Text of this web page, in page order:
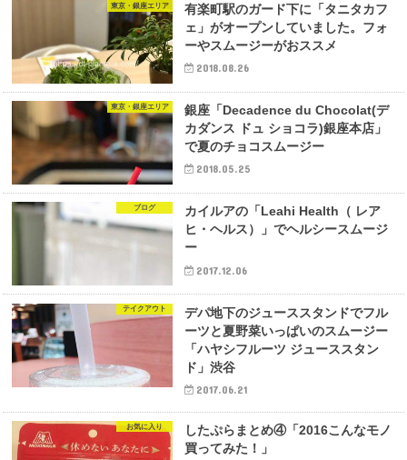
東京・銀座エリア
有楽町駅のガード下に「タニタカフ
ェ」がオープンしていました。フォ
ーやスムージーがおススメ
2018.08.26
東京・銀座エリア
銀座「Decadence du Chocolat(デ
カダンス ドュ ショコラ)銀座本店」
で夏のチョコスムージー
2018.05.25
ブログ
カイルアの「Leahi Health（ レア
ヒ・ヘルス）」でヘルシースムージ
ー
2017.12.06
テイクアウト
デパ地下のジューススタンドでフル
ーツと夏野菜いっぱいのスムージー
「ハヤシフルーツ ジューススタン
ド」渋谷
2017.06.21
お気に入り
したぷらまとめ④「2016こんなモノ
買ってみた！」